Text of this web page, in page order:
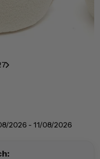
2026 - 11/08/2026